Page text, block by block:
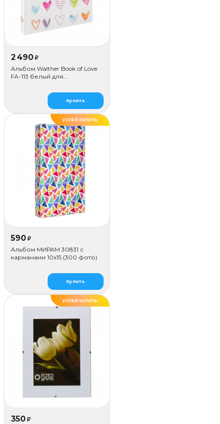
2 490 ₽
Альбом Walther Book of Love
FA-113 белый для
Купить
УСПЕЙ КУПИТЬ
590 ₽
Альбом МИРАМ 30831 с
карманами 10x15 (300 фото)
Купить
УСПЕЙ КУПИТЬ
350 ₽